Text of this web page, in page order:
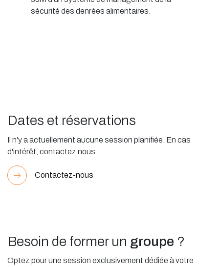
sécurité des denrées alimentaires.
Dates et réservations
Il n'y a actuellement aucune session planifiée. En cas
d'intérêt, contactez nous.
Contactez-nous
Besoin de former un groupe ?
Optez pour une session exclusivement dédiée à votre